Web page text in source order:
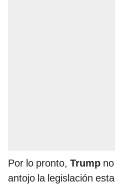
Por lo pronto, Trump
antojo la legislación